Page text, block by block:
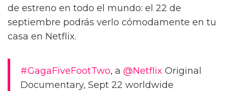
de estreno en todo el mundo: el 22 de
septiembre podrás verlo cómodamente en tu
casa en Netflix.
#GagaFiveFootTwo, a @Netflix Original
Documentary, Sept 22 worldwide